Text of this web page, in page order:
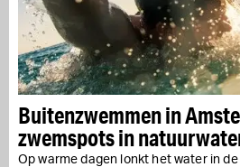
Buitenzwemmen in
zwemspots in
Op warme dagen lonkt het water in